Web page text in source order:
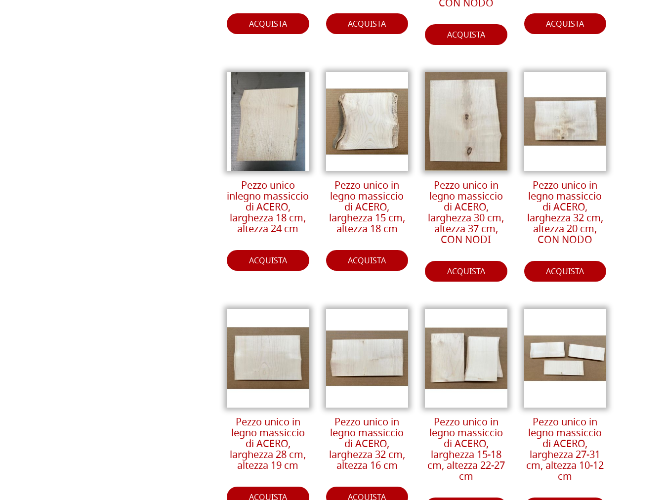
ACQUISTA ACQUISTA
CON NODO
ACQUISTA
ACQUISTA
Pezzo unico
inlegno massiccio
di ACERO,
larghezza 18 cm,
altezza 24 cm
ACQUISTA
Pezzo unico in
legno massiccio
di ACERO,
larghezza 15 cm,
altezza 18 cm
ACQUISTA
Pezzo unico in
legno massiccio
di ACERO,
larghezza 30 cm,
altezza 37 cm,
CON NODI
ACQUISTA
Pezzo unico in
legno massiccio
di ACERO,
larghezza 32 cm,
altezza 20 cm,
CON NODO
ACQUISTA
Pezzo unico in
legno massiccio
di ACERO,
larghezza 28 cm,
altezza 19 cm
Pezzo unico in
legno massiccio
di ACERO,
larghezza 32 cm,
altezza 16 cm
Pezzo unico in
legno massiccio
di ACERO,
larghezza 15-18
cm, altezza 22-27
cm
Pezzo unico in
legno massiccio
di ACERO,
larghezza 27-31
cm, altezza 10-12
cm